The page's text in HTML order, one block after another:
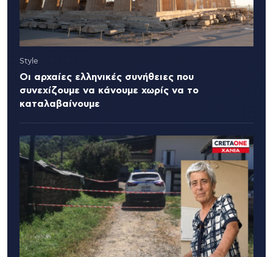
Style
Οι αρχαίες ελληνικές συνήθειες που
συνεχίζουμε να κάνουμε χωρίς να το
καταλαβαίνουμε